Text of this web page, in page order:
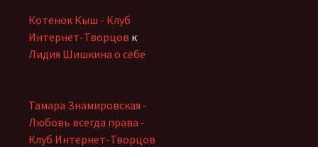
Котенок Кыш - Клуб
Интернет-Творцов к
Лидия Шишкина о себе
Тамара Знамировская -
Любовь всегда права -
Клуб Интернет-Творцов